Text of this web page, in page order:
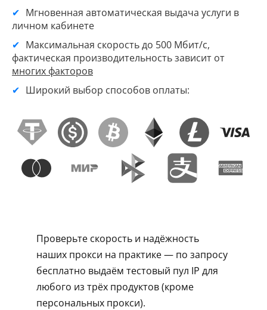
Мгновенная автоматическая выдача услуги в
личном кабинете
Максимальная скорость до 500 Мбит/с,
фактическая производительность зависит от
многих факторов
Широкий выбор способов оплаты:
Проверьте скорость и надёжность
наших прокси на практике — по запросу
бесплатно выдаём тестовый пул IP для
любого из трёх продуктов (кроме
персональных прокси).